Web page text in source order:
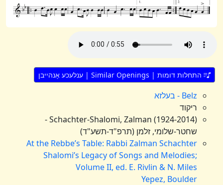
התחלות דומות | Similar Openings | ענלעכע אָנהייבן
Belz - בעלזא
ריקוד
Schachter-Shalomi, Zalman (1924-2014) -
שחטר-שלומי, זלמן (תרפ"ד-תשע"ד)
At the Rebbe’s Table: Rabbi Zalman Schachter
Shalomi’s Legacy of Songs and Melodies;
Volume II, ed. E. Rivlin & N. Miles
Yepez, Boulder